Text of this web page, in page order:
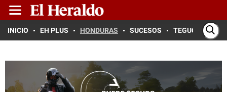
INICIO EH PLUS HONDURAS SUCESOS TEGUCIGALPA